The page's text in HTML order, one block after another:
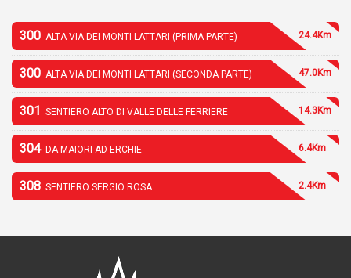
300 ALTA VIA DEI MONTI LATTARI (PRIMA PARTE) 24.4Km
300 ALTA VIA DEI MONTI LATTARI (SECONDA PARTE) 47.0Km
301 SENTIERO ALTO DI VALLE DELLE FERRIERE 14.3Km
304 DA MAIORI AD ERCHIE 6.4Km
308 SENTIERO SERGIO ROSA 2.4Km